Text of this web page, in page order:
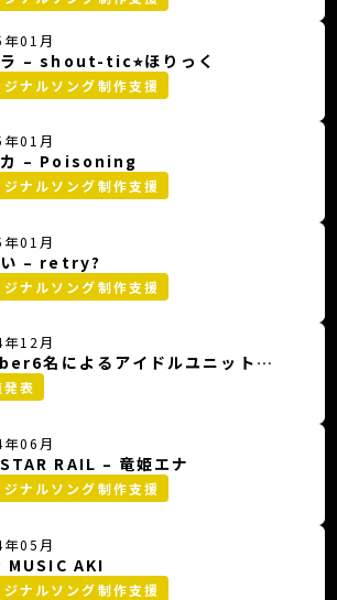
01月
– shout-tic⭐︎ほりっく
ジナルソング制作支援
01月
カ – Poisoning
ジナルソング制作支援
01月
い – retry?
ジナルソング制作支援
12月
名によるアイドルユニット
（あみゅどる）」オリジ
ングCDを発売。
表
06月
RAIL – 竜姫エナ
ジナルソング制作支援
05月
MUSIC AKI
ジナルソング制作支援